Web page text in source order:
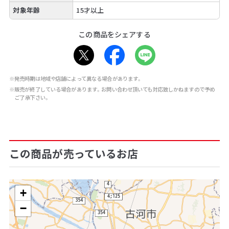
対象年齢
15才以上
この商品をシェアする
※発売時期は地域や店舗によって異なる場合があります。
※販売が終了している場合があります。お問い合わせ頂いても対応致しかねますので予め
ご了承下さい。
この商品が売っているお店
+
−